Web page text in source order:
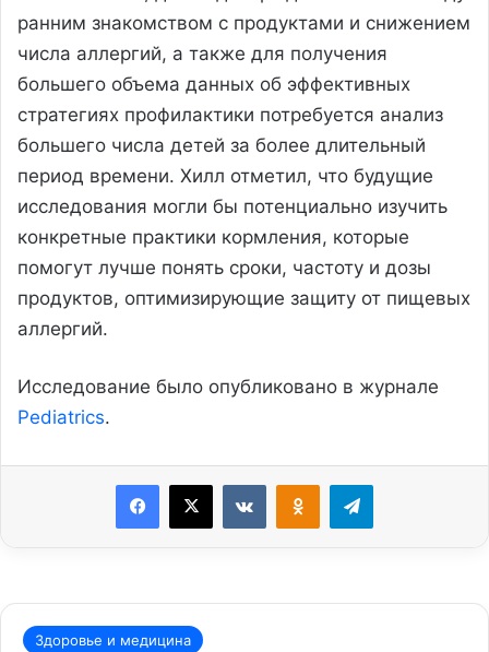
ранним знакомством с продуктами и снижением
числа аллергий, а также для получения
большего объема данных об эффективных
стратегиях профилактики потребуется анализ
большего числа детей за более длительный
период времени. Хилл отметил, что будущие
исследования могли бы потенциально изучить
конкретные практики кормления, которые
помогут лучше понять сроки, частоту и дозы
продуктов, оптимизирующие защиту от пищевых
аллергий.
Исследование было опубликовано в журнале
Pediatrics.
Facebook
X VKontakteOdnoklassniki
Telegram